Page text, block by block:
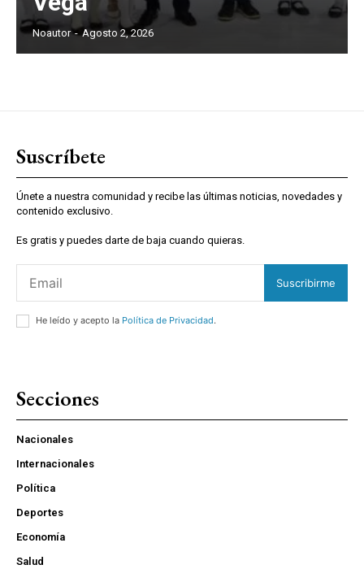
Noautor - Agosto 2, 2026
Suscríbete
Únete a nuestra comunidad y recibe las últimas noticias, novedades y
contenido exclusivo.
Es gratis y puedes darte de baja cuando quieras.
Suscribirme
He leído y acepto la Política de Privacidad.
Secciones
Nacionales
Internacionales
Política
Deportes
Economía
Salud